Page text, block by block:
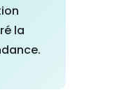
la